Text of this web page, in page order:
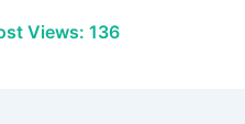
Views: 136